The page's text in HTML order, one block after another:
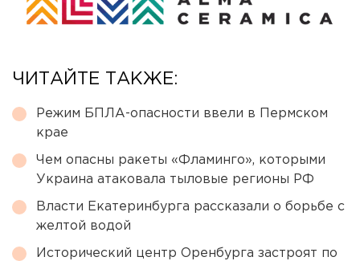
ЧИТАЙТЕ ТАКЖЕ:
Режим БПЛА-опасности ввели в Пермском
крае
Чем опасны ракеты «Фламинго», которыми
Украина атаковала тыловые регионы РФ
Власти Екатеринбурга рассказали о борьбе с
желтой водой
Исторический центр Оренбурга застроят по